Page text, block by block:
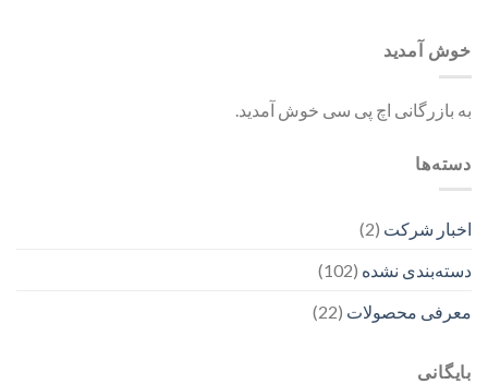
خوش آمدید
به بازرگانی اچ پی سی خوش آمدید.
دسته‌ها
اخبار شرکت (2)
دسته‌بندی نشده (102)
معرفی محصولات (22)
بایگانی